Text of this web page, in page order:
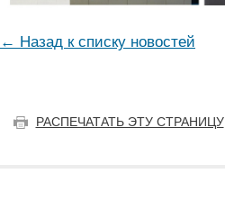
← Назад к списку новостей
РАСПЕЧАТАТЬ ЭТУ СТРАНИЦУ